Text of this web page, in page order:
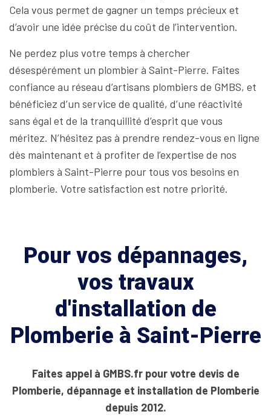
Cela vous permet de gagner un temps précieux et
d’avoir une idée précise du coût de l’intervention.
Ne perdez plus votre temps à chercher
désespérément un plombier à Saint-Pierre. Faites
confiance au réseau d’artisans plombiers de GMBS, et
bénéficiez d’un service de qualité, d’une réactivité
sans égal et de la tranquillité d’esprit que vous
méritez. N’hésitez pas à prendre rendez-vous en ligne
dès maintenant et à profiter de l’expertise de nos
plombiers à Saint-Pierre pour tous vos besoins en
plomberie. Votre satisfaction est notre priorité.
Pour vos dépannages,
vos travaux
d'installation de
Plomberie à Saint-Pierre
Faites appel à GMBS.fr pour votre devis de
Plomberie, dépannage et installation de Plomberie
depuis 2012.